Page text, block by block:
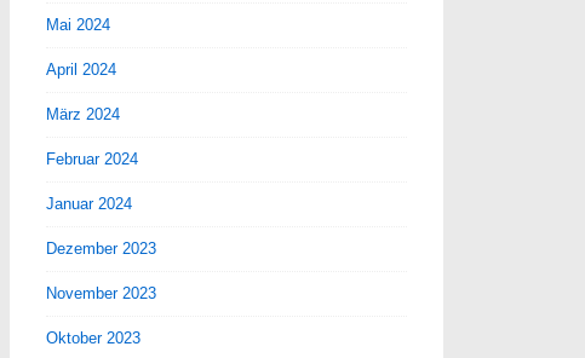
Mai 2024
April 2024
März 2024
Februar 2024
Januar 2024
Dezember 2023
November 2023
Oktober 2023